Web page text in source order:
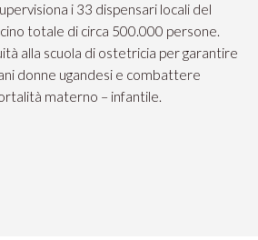
i 33 dispensari locali del
totale di circa 500.000 persone.
alla scuola di ostetricia per garantire
donne ugandesi e combattere
materno – infantile.